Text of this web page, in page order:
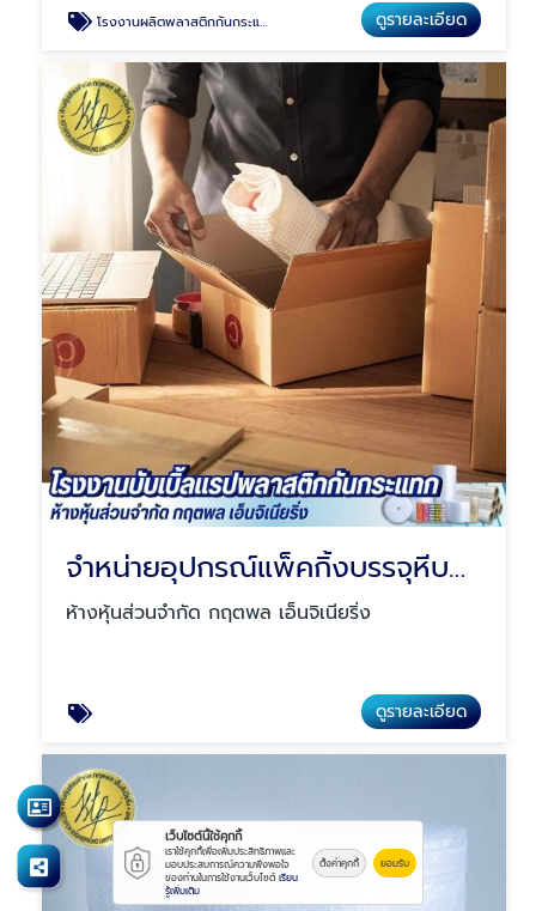
โรงงานผลิตพลาสติกกันกระแทก ดูรายละเอียด
จำหน่ายอุปกรณ์แพ็คกิ้งบรรจุหีบห่อสินค้า
ห้างหุ้นส่วนจำกัด กฤตพล เอ็นจิเนียริ่ง
ดูรายละเอียด
เว็บไซต์นี้ใช้คุกกี้
เราใช้คุกกี้เพื่อเพิ่มประสิทธิภาพและ
มอบประสบการณ์ความพึงพอใจ
ของท่านในการใช้งานเว็บไซต์ เรียน
รู้เพิ่มเติม
ตั้งค่าคุกกี้ ยอมรับ